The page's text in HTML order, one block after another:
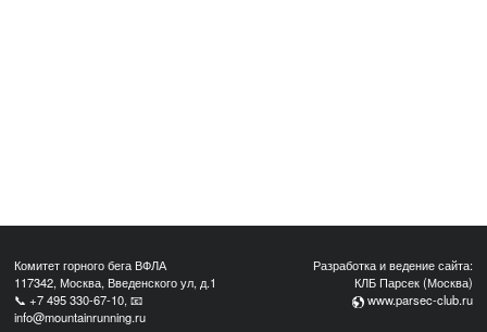
Комитет горного бега ВФЛА
117342, Москва, Введенского ул, д.1
📞+7 495 330-67-10, 📧
info@mountainrunning.ru
Разработка и ведение сайта:
КЛБ Парсек (Москва)
www.parsec-club.ru